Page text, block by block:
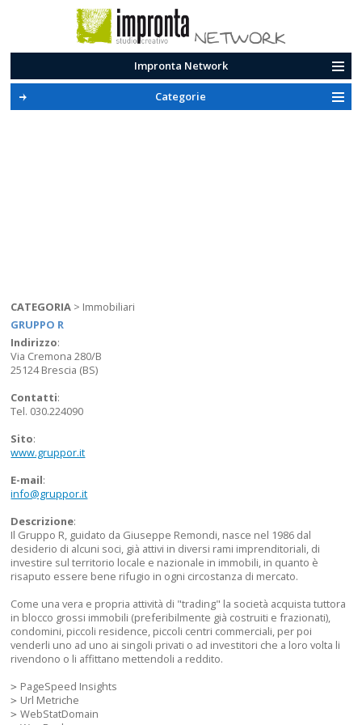
Impronta Network
Categorie
CATEGORIA > Immobiliari
GRUPPO R
Indirizzo:
Via Cremona 280/B
25124 Brescia (BS)
Contatti:
Tel. 030.224090
Sito:
www.gruppor.it
E-mail:
info@gruppor.it
Descrizione:
Il Gruppo R, guidato da Giuseppe Remondi, nasce nel 1986 dal
desiderio di alcuni soci, già attivi in diversi rami imprenditoriali, di
investire sul territorio locale e nazionale in immobili, in quanto è
risaputo essere bene rifugio in ogni circostanza di mercato.
Come una vera e propria attività di "trading" la società acquista tuttora
in blocco grossi immobili (preferibilmente già costruiti e frazionati),
condomini, piccoli residence, piccoli centri commerciali, per poi
venderli uno ad uno ai singoli privati o ad investitori che a loro volta li
rivendono o li affittano mettendoli a reddito.
PageSpeed Insights
Url Metriche
WebStatDomain